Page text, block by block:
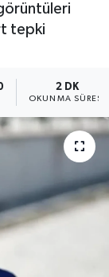
tepki
2 DK
OKUNMA SÜRESI